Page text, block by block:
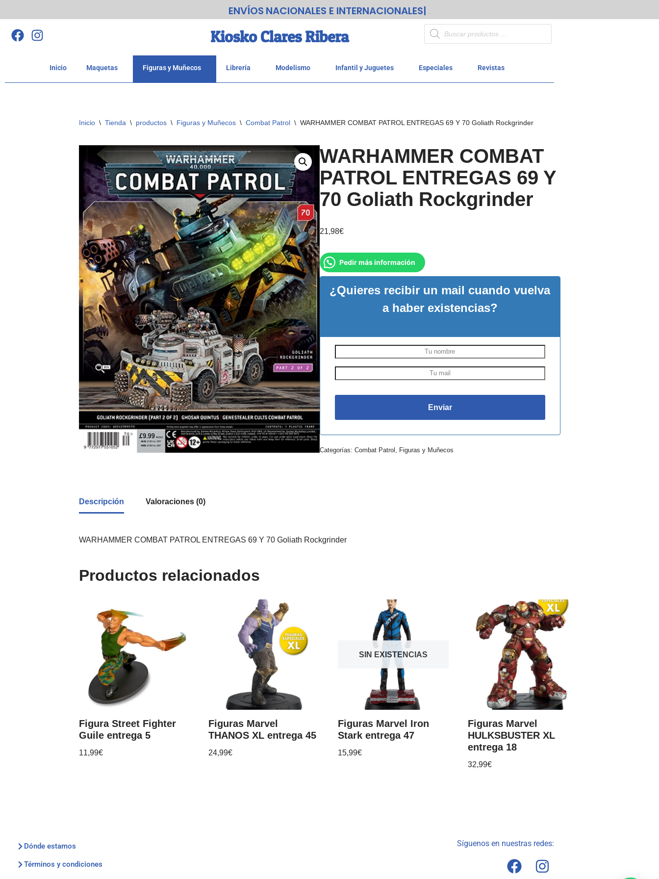
Saltar
al
ENVÍOS .
Kiosko Clares Ribera
Inicio Maquetas Figuras y Muñecos Librería Modelismo Infantil y Juguetes Especiales Revistas
Inicio \ Tienda \ productos \ Figuras y Muñecos \ Combat Patrol \ WARHAMMER COMBAT PATROL ENTREGAS 69 Y 70 Goliath Rockgrinder
WARHAMMER COMBAT
PATROL ENTREGAS 69 Y
70 Goliath Rockgrinder
21,98€
Pedir más información
¿Quieres recibir un mail cuando vuelva
a haber existencias?
Categorías: Combat Patrol Figuras y Muñecos
Descripción Valoraciones (0)
WARHAMMER COMBAT PATROL ENTREGAS 69 Y 70 Goliath Rockgrinder
Productos relacionados
Figura Street Fighter
Guile entrega 5
11,99€
Figuras Marvel
THANOS XL entrega 45
24,99€
SIN EXISTENCIAS
Figuras Marvel Iron
Stark entrega 47
15,99€
Figuras Marvel
HULKSBUSTER XL
entrega 18
32,99€
Dónde estamos
Términos y condiciones
Síguenos en nuestras redes: